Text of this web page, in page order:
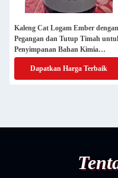
Kaleng Cat Logam Ember dengan
Pegangan dan Tutup Timah
Penyimpanan Bahan Kimia
Kapasitas 4000ml
Dapatkan Harga Terbaik